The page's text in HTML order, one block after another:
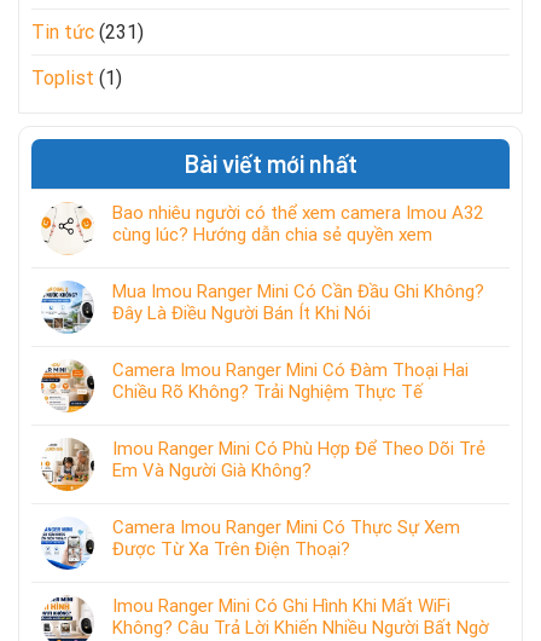
Tin tức (231)
Toplist (1)
Bài viết mới nhất
Bao nhiêu người có thể xem camera Imou A32
cùng lúc? Hướng dẫn chia sẻ quyền xem
Mua Imou Ranger Mini Có Cần Đầu Ghi Không?
Đây Là Điều Người Bán Ít Khi Nói
Camera Imou Ranger Mini Có Đàm Thoại Hai
Chiều Rõ Không? Trải Nghiệm Thực Tế
Imou Ranger Mini Có Phù Hợp Để Theo Dõi Trẻ
Em Và Người Già Không?
Camera Imou Ranger Mini Có Thực Sự Xem
Được Từ Xa Trên Điện Thoại?
Imou Ranger Mini Có Ghi Hình Khi Mất WiFi
Không? Câu Trả Lời Khiến Nhiều Người Bất Ngờ